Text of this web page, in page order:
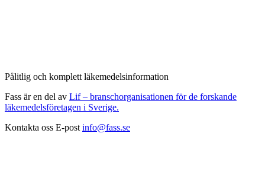
Pålitlig och komplett läkemedelsinformation
Fass är en del av Lif – branschorganisationen för de forskande
läkemedelsföretagen i Sverige.
Kontakta oss E-post info@fass.se